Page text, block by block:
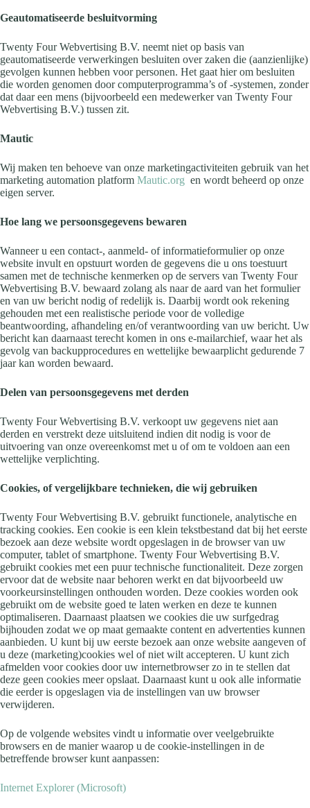
Geautomatiseerde besluitvorming
Twenty Four Webvertising B.V. neemt niet op basis van
geautomatiseerde verwerkingen besluiten over zaken die (aanzienlijke)
gevolgen kunnen hebben voor personen. Het gaat hier om besluiten
die worden genomen door computerprogramma’s of -systemen, zonder
dat daar een mens (bijvoorbeeld een medewerker van Twenty Four
Webvertising B.V.) tussen zit.
Mautic
Wij maken ten behoeve van onze marketingactiviteiten gebruik van het
marketing automation platform Mautic.org en wordt beheerd op onze
eigen server.
Hoe lang we persoonsgegevens bewaren
Wanneer u een contact-, aanmeld- of informatieformulier op onze
website invult en opstuurt worden de gegevens die u ons toestuurt
samen met de technische kenmerken op de servers van Twenty Four
Webvertising B.V. bewaard zolang als naar de aard van het formulier
en van uw bericht nodig of redelijk is. Daarbij wordt ook rekening
gehouden met een realistische periode voor de volledige
beantwoording, afhandeling en/of verantwoording van uw bericht. Uw
bericht kan daarnaast terecht komen in ons e-mailarchief, waar het als
gevolg van backupprocedures en wettelijke bewaarplicht gedurende 7
jaar kan worden bewaard.
Delen van persoonsgegevens met derden
Twenty Four Webvertising B.V. verkoopt uw gegevens niet aan
derden en verstrekt deze uitsluitend indien dit nodig is voor de
uitvoering van onze overeenkomst met u of om te voldoen aan een
wettelijke verplichting.
Cookies, of vergelijkbare technieken, die wij gebruiken
Twenty Four Webvertising B.V. gebruikt functionele, analytische en
tracking cookies. Een cookie is een klein tekstbestand dat bij het eerste
bezoek aan deze website wordt opgeslagen in de browser van uw
computer, tablet of smartphone. Twenty Four Webvertising B.V.
gebruikt cookies met een puur technische functionaliteit. Deze zorgen
ervoor dat de website naar behoren werkt en dat bijvoorbeeld uw
voorkeursinstellingen onthouden worden. Deze cookies worden ook
gebruikt om de website goed te laten werken en deze te kunnen
optimaliseren. Daarnaast plaatsen we cookies die uw surfgedrag
bijhouden zodat we op maat gemaakte content en advertenties kunnen
aanbieden. U kunt bij uw eerste bezoek aan onze website aangeven of
u deze (marketing)cookies wel of niet wilt accepteren. U kunt zich
afmelden voor cookies door uw internetbrowser zo in te stellen dat
deze geen cookies meer opslaat. Daarnaast kunt u ook alle informatie
die eerder is opgeslagen via de instellingen van uw browser
verwijderen.
Op de volgende websites vindt u informatie over veelgebruikte
browsers en de manier waarop u de cookie-instellingen in de
betreffende browser kunt aanpassen:
Internet Explorer (Microsoft)